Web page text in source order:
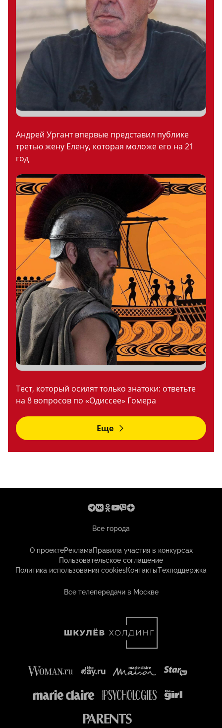
Андрей Ургант впервые представил публике
третью жену Елену, которая моложе его на 21
год
Тест, который осилят только знатоки: ответьте
на 8 вопросов по «Одиссее» Гомера
Еще
Все города
О проектеРекламаПравила участия в конкурсах
Пользовательское соглашение
Политика использования cookiesКонтактыТехподдержка
Все телепередачи в Москве